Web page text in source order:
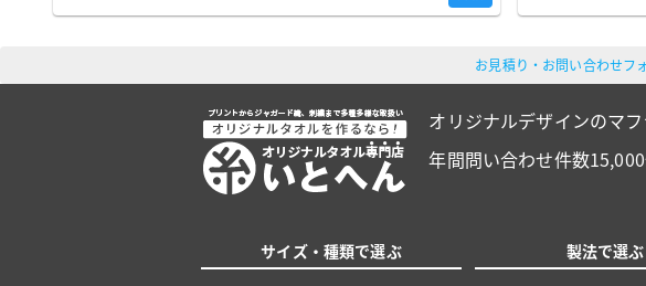
お見積り・お問い合わせフ
オリジナルデザインのマ
年間問い合わせ件数
サイズ・種類で選ぶ 製法で選ぶ